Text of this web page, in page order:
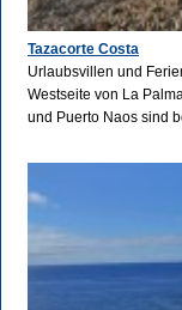
Tazacorte Costa
Urlaubsvillen und
Westseite von La
und Puerto Naos sind